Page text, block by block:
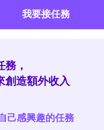
我要接任務
，
創造額外收入
己感興趣的任務